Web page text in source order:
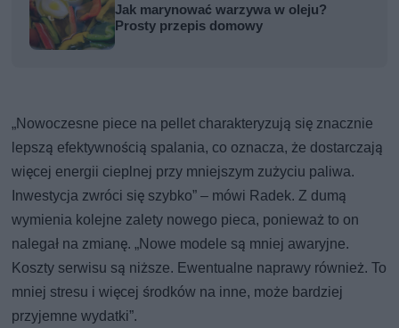
Jak marynować warzywa w oleju?
Prosty przepis domowy
„Nowoczesne piece na pellet charakteryzują się znacznie
lepszą efektywnością spalania, co oznacza, że dostarczają
więcej energii cieplnej przy mniejszym zużyciu paliwa.
Inwestycja zwróci się szybko” – mówi Radek. Z dumą
wymienia kolejne zalety nowego pieca, ponieważ to on
nalegał na zmianę. „Nowe modele są mniej awaryjne.
Koszty serwisu są niższe. Ewentualne naprawy również. To
mniej stresu i więcej środków na inne, może bardziej
przyjemne wydatki”.